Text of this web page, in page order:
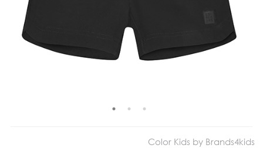
Color Kids by Brands4kids